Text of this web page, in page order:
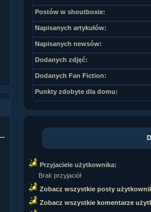
Napisanych artykułów:
Zdjęć w galerii:21,490
Tematów na forum: 3,921
Postów na forum:
Komentarzy do materiałów:
222,019
3,327
Postów w shoutboxie:
Napisanych artykułów:
Napisanych newsów:
Dodanych zdjęć:
Dodanych Fan Fiction:
Punkty zdobyte dla domu:
Przyjaciele użytkownika:
Brak przyjaciół
Zobacz wszystkie posty
Zobacz wszystkie komentarze